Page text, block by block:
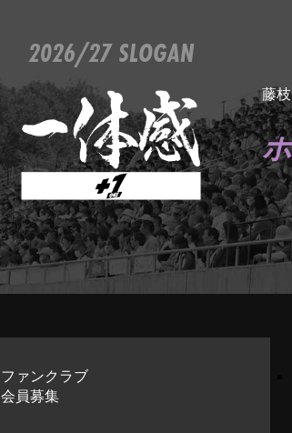
2026/27 SLOGAN
藤
ファンクラブ
会員募集